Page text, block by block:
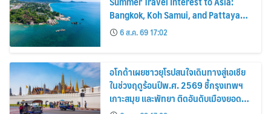
Bangkok, Koh Samui, and Pattaya
Among the Top Cities
6 ส.ค. 69 17:02
อโกด้าเผยชาวยุโรปสนใจเดินทางสู่เอเชีย
ในช่วงฤดูร้อนปีพ.ศ. 2569 ชี้กรุงเทพฯ
เกาะสมุย และพัทยา ติดอันดับเมืองยอด